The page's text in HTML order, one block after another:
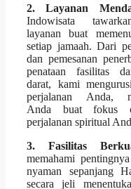
2. Layanan
Indowisata
layanan buat
setiap jamaah. Dari
dan pemesanan
penataan fasilitas
darat, kami
perjalanan Anda,
Anda buat fokus
perjalanan spiritual
3. Fasilitas
memahami
nyaman sepanjang
secara jeli